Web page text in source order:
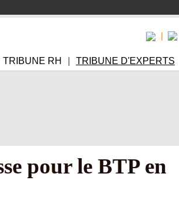
TRIBUNE RH TRIBUNE D'EXPERTS
pour le BTP en